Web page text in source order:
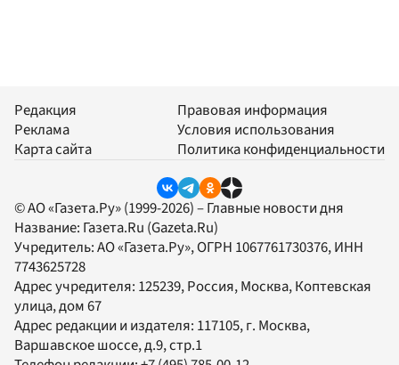
Редакция
Реклама
Карта сайта
Правовая информация
Условия использования
Политика конфиденциальности
© АО «Газета.Ру» (1999-2026) – Главные новости дня
Название: Газета.Ru (Gazeta.Ru)
Учредитель:АО «Газета.Ру», ОГРН 1067761730376, ИНН
7743625728
Адрес учредителя: 125239, Россия, Москва, Коптевская
улица, дом 67
Адрес редакции и издателя: 117105, г. Москва,
Варшавское шоссе, д.9, стр.1